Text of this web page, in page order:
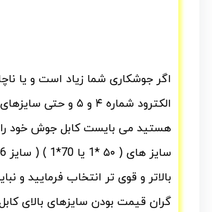
اگر جوشکاری شما زیاد است و یا
الکترود شماره ۴ و ۵ و حتی
هستید می بایست کابل جوش خود را
سایز های ( ۵۰ *1 یا 70*1 ) ( سایز 16 و 18 )
بالاتر و قوی تر انتخاب فرمایید و
گران قیمت بودن سایزهای بالای